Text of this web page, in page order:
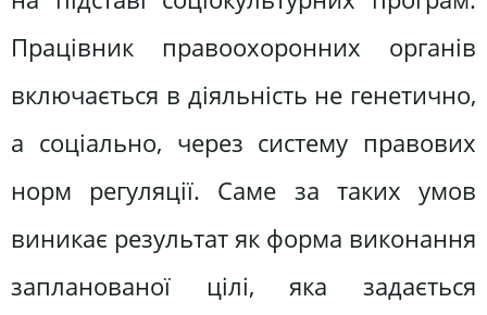
Працівник правоохоронних органів
включається в діяльність не генетично,
а соціально, через систему правових
норм регуляції. Саме за таких умов
виникає результат як форма виконання
запланованої цілі, яка задається